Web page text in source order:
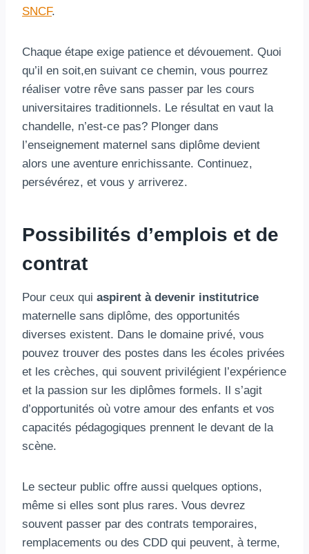
SNCF.
Chaque étape exige patience et dévouement. Quoi
qu’il en soit,en suivant ce chemin, vous pourrez
réaliser votre rêve sans passer par les cours
universitaires traditionnels. Le résultat en vaut la
chandelle, n’est-ce pas? Plonger dans
l’enseignement maternel sans diplôme devient
alors une aventure enrichissante. Continuez,
persévérez, et vous y arriverez.
Possibilités d’emplois et de
contrat
Pour ceux qui aspirent à devenir institutrice
maternelle sans diplôme, des opportunités
diverses existent. Dans le domaine privé, vous
pouvez trouver des postes dans les écoles privées
et les crèches, qui souvent privilégient l’expérience
et la passion sur les diplômes formels. Il s’agit
d’opportunités où votre amour des enfants et vos
capacités pédagogiques prennent le devant de la
scène.
Le secteur public offre aussi quelques options,
même si elles sont plus rares. Vous devrez
souvent passer par des contrats temporaires,
remplacements ou des CDD qui peuvent, à terme,